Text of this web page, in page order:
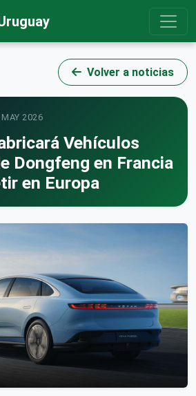
Volver a noticias
MAY 2026
Vehículos
Dongfeng en Francia
en Europa